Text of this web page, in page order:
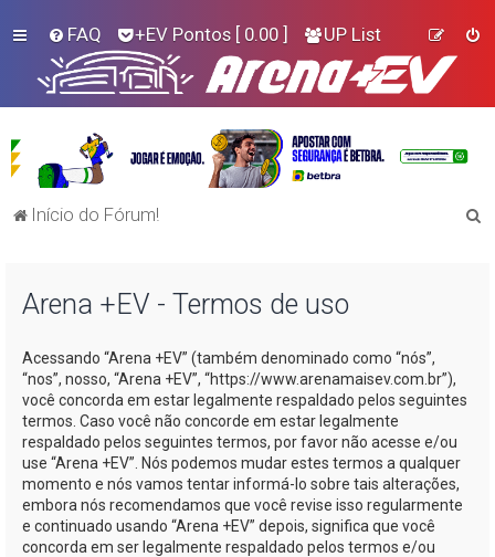
FAQ +EV Pontos [ 0.00 ] UP List
Início do Fórum!
Arena +EV - Termos de uso
Acessando “Arena +EV” (também denominado como “nós”,
“nos”, nosso, “Arena +EV”, “https://www.arenamaisev.com.br”),
você concorda em estar legalmente respaldado pelos seguintes
termos. Caso você não concorde em estar legalmente
respaldado pelos seguintes termos, por favor não acesse e/ou
use “Arena +EV”. Nós podemos mudar estes termos a qualquer
momento e nós vamos tentar informá-lo sobre tais alterações,
embora nós recomendamos que você revise isso regularmente
e continuado usando “Arena +EV” depois, significa que você
concorda em ser legalmente respaldado pelos termos e/ou